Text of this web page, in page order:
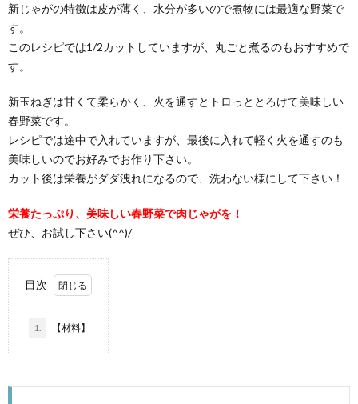
新じゃがの特徴は皮が薄く、水分が多いので煮物には最適な野菜で
す。
このレシピでは1/2カットしていますが、丸ごと煮るのもおすすめで
す。
新玉ねぎは甘くて柔らかく、火を通すとトロっととろけて美味しい
春野菜です。
レシピでは途中で入れていますが、最後に入れて軽く火を通すのも
美味しいのでお好みでお作り下さい。
カット後は栄養がダダ洩れになるので、洗わない様にして下さい！
栄養たっぷり、美味しい春野菜で肉じゃがを！
ぜひ、お試し下さい(^^)/
目次
1. 【材料】